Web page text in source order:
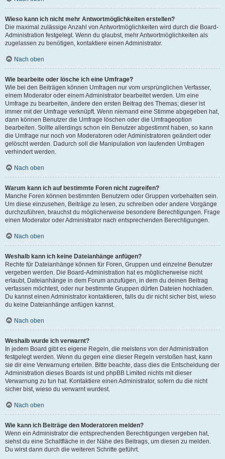
Wieso kann ich nicht mehr Antwortmöglichkeiten erstellen?
Die maximal zulässige Anzahl von Antwortmöglichkeiten wird durch die Board-
Administration festgelegt. Wenn du glaubst, mehr Antwortmöglichkeiten als
zugelassen zu benötigen, kontaktiere einen Administrator.
Nach oben
Wie bearbeite oder lösche ich eine Umfrage?
Wie bei den Beiträgen können Umfragen nur vom ursprünglichen Verfasser,
einem Moderator oder einem Administrator bearbeitet werden. Um eine
Umfrage zu bearbeiten, ändere den ersten Beitrag des Themas; dieser ist
immer mit der Umfrage verknüpft. Wenn niemand eine Stimme abgegeben hat,
dann können Benutzer die Umfrage löschen oder die Umfrageoption
bearbeiten. Sollte allerdings schon ein Benutzer abgestimmt haben, so kann
die Umfrage nur noch von Moderatoren oder Administratoren geändert oder
gelöscht werden. Dadurch soll die Manipulation von laufenden Umfragen
verhindert werden.
Nach oben
Warum kann ich auf bestimmte Foren nicht zugreifen?
Manche Foren können bestimmten Benutzern oder Gruppen vorbehalten sein.
Um diese einzusehen, Beiträge zu lesen, zu schreiben oder andere Vorgänge
durchzuführen, brauchst du möglicherweise besondere Berechtigungen. Frage
einen Moderator oder Administrator nach entsprechenden Berechtigungen.
Nach oben
Weshalb kann ich keine Dateianhänge anfügen?
Rechte für Dateianhänge können für Foren, Gruppen und einzelne Benutzer
vergeben werden. Die Board-Administration hat es möglicherweise nicht
erlaubt, Dateianhänge in dem Forum anzufügen, in dem du deinen Beitrag
verfassen möchtest, oder nur bestimmte Gruppen dürfen Dateien hochladen.
Du kannst einen Administrator kontaktieren, falls du dir nicht sicher bist, wieso
du keine Dateianhänge anfügen kannst.
Nach oben
Weshalb wurde ich verwarnt?
In jedem Board gibt es eigene Regeln, die meistens von der Administration
festgelegt werden. Wenn du gegen eine dieser Regeln verstoßen hast, kann
sie dir eine Verwarnung erteilen. Bitte beachte, dass dies die Entscheidung der
Administration dieses Boards ist und phpBB Limited nichts mit dieser
Verwarnung zu tun hat. Kontaktiere einen Administrator, sofern du die nicht
sicher bist, wieso du verwarnt wurdest.
Nach oben
Wie kann ich Beiträge den Moderatoren melden?
Wenn ein Administrator die entsprechenden Berechtigungen vergeben hat,
siehst du eine Schaltfläche in der Nähe des Beitrags, um diesen zu melden.
Du wirst dann durch die weiteren Schritte geführt.